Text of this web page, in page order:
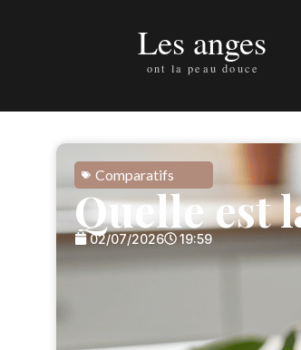
Comparatifs
Quelle est
02/07/2026 19:59